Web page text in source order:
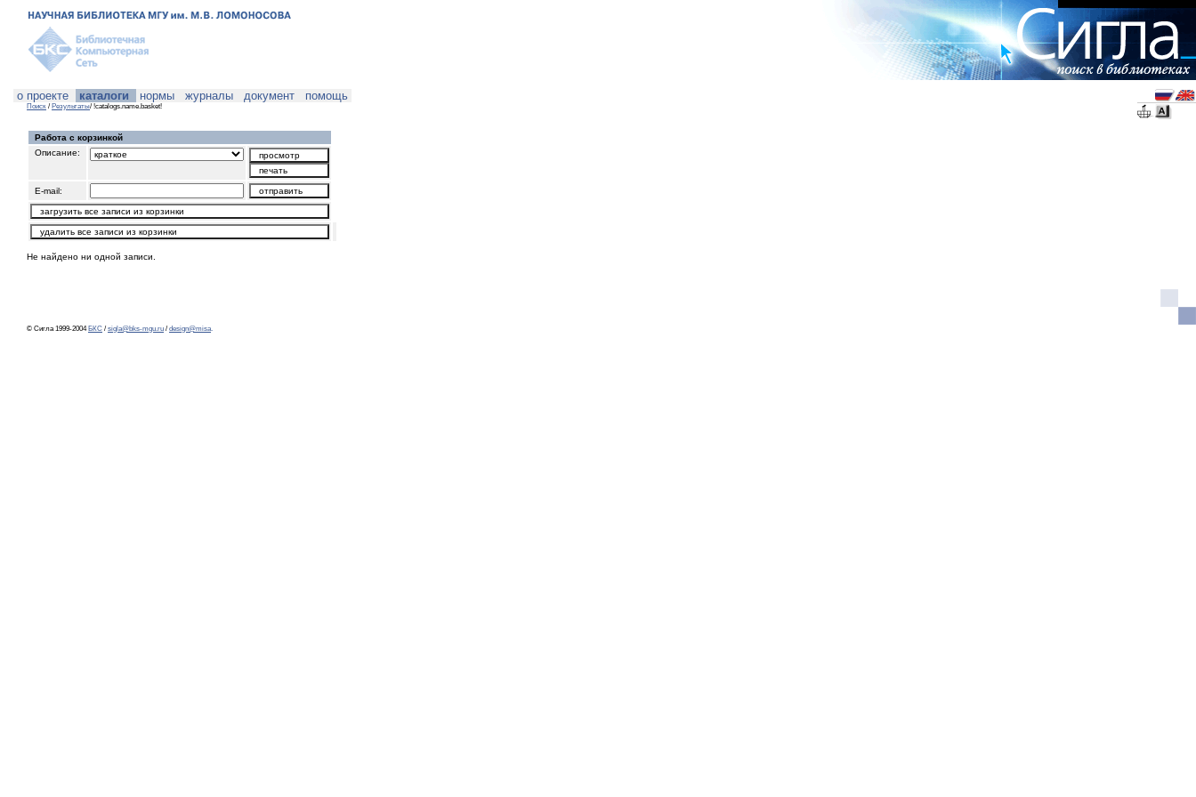
о проекте каталоги нормы журналы документ помощь
Поиск / Результаты/ !catalogs.name.basket!
Работа с корзинкой
Описание:
E-mail:
Не найдено ни одной записи.
© Сигла 1999-2004 БКС / sigla@bks-mgu.ru / design@misa.